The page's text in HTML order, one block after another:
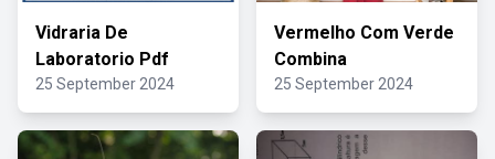
Vidraria De
Laboratorio Pdf
25 September 2024
Vermelho Com Verde
Combina
25 September 2024